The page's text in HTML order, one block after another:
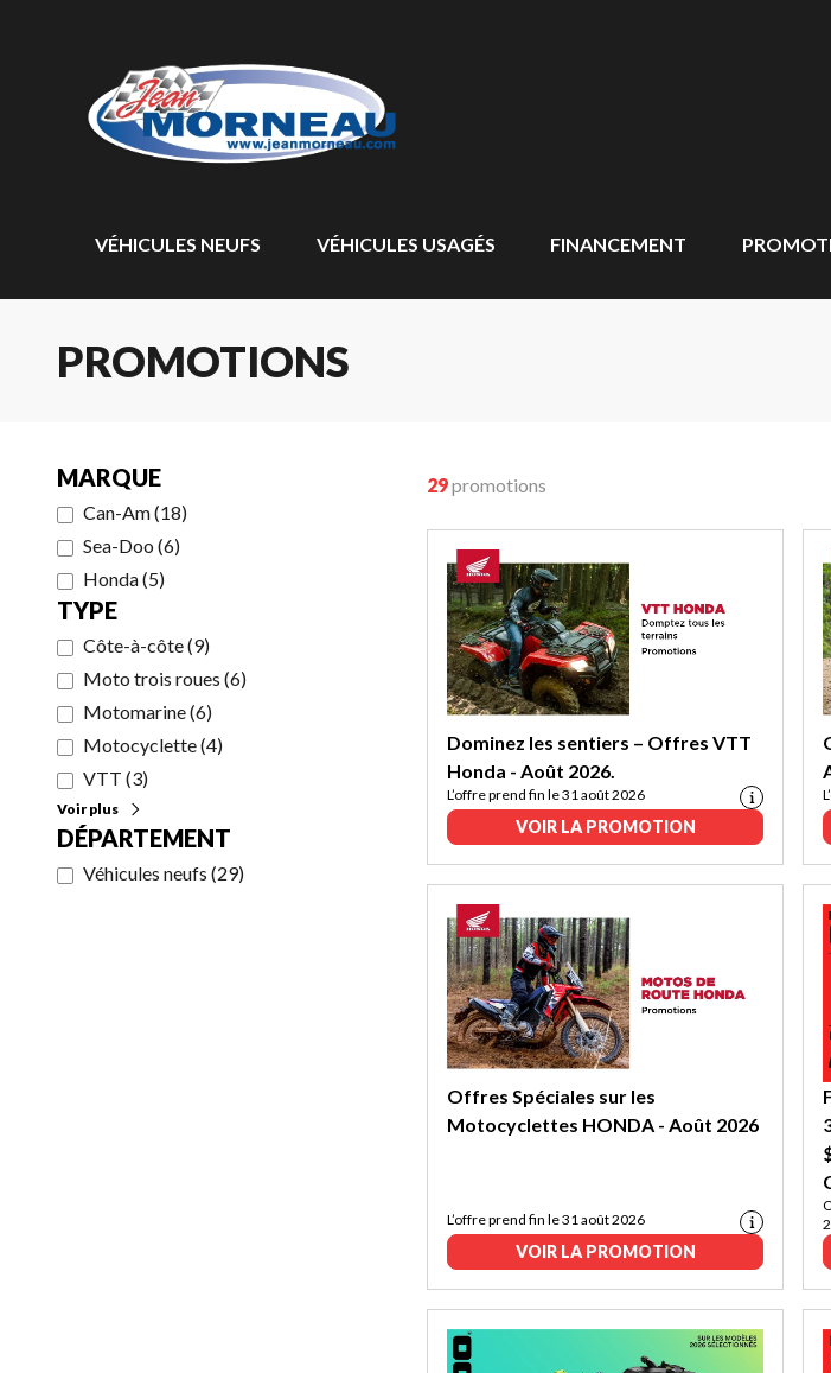
VÉHICULES NEUFS VÉHICULES USAGÉS FINANCEMENT
PROMOTIONS
MARQUE
Can-Am(18)
Sea-Doo (6)
Honda(5)
TYPE
Côte-à-côte(9)
Moto trois roues (6)
Motomarine(6)
Motocyclette(4)
VTT (3)
Voir plus
DÉPARTEMENT
Véhicules neufs (29)
29promotions
Dominez les sentiers – Offres VTT
Honda - Août 2026.
L’offre prend fin le 31 août 2026
VOIR LA PROMOTION
Offres Spéciales sur les
Motocyclettes HONDA - Août 2026
L’offre prend fin le 31 août 2026
VOIR LA PROMOTION